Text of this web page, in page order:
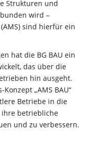
Strukturen und
wird –
sind hierfür ein
hat die BG BAU ein
das über die
hin ausgeht.
„AMS BAU“
Betriebe in die
ihre betriebliche
und zu verbessern.